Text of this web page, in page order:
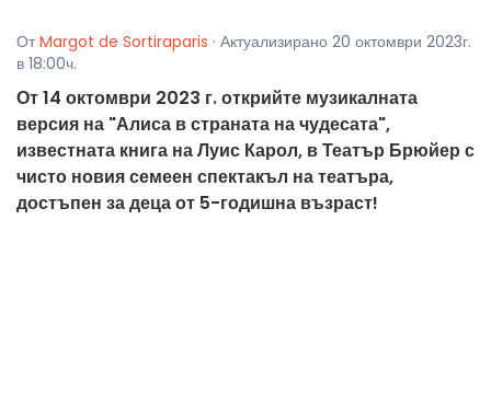
От Margot de Sortiraparis · Актуализирано 20 октомври 2023г.
в 18:00ч.
От 14 октомври 2023 г. открийте музикалната
версия на "Алиса в страната на чудесата",
известната книга на Луис Карол, в Театър Брюйер с
чисто новия семеен спектакъл на театъра,
достъпен за деца от 5-годишна възраст!